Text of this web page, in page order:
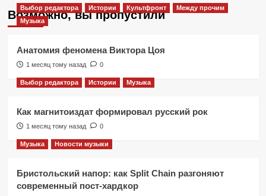
Возможно, вы пропустили
Выбор редактора Истории Культфронт
Между прочим
Музыка
Анатомия феномена Виктора Цоя
1 месяц тому назад 0
Выбор редактора Истории Музыка
Как магнитоиздат формировал русский рок
1 месяц тому назад 0
Музыка Новости музыки
Бристольский напор: как Split Chain разгоняют
современный пост-хардкор